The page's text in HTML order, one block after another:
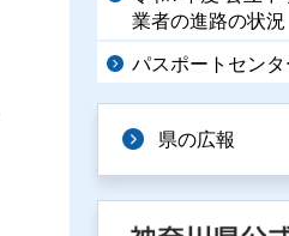
業者の進路の状況
パスポートセンタ
県の広報